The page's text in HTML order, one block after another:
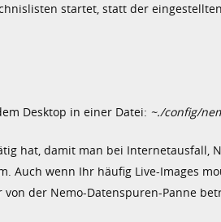
startet, statt der
Desktop in einer Datei: ~./config/
hat, damit man bei Internetausfall,
Auch wenn Ihr häufig Live-Images
der Nemo-Datenspuren-Panne